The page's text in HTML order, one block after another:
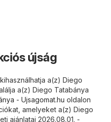
újság
a(z) Diego
a(z) Diego Tatabánya
- Ujsagomat.hu oldalon
amelyeket a(z) Diego
ajánlatai 2026.08.01. -